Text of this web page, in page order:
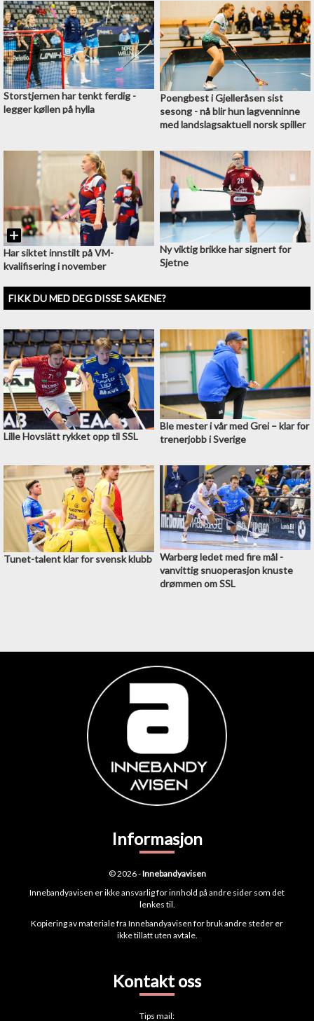
Storstjernen har tenkt ferdig -
legger køllen på hylla
Poengbest i Gjelleråsen sist
sesong - nå blir hun lagvenninne
med landslagsaktuell norsk spiller
Har siktet innstilt på VM-
kvalifisering i november
Ny viktig brikke har signert for
Sjetne
FIKK DU MED DEG DISSE SAKENE?
Lille Hovslätt rykket opp til SSL
Ble mester i vår med Grei –⁠ klar for
trenerjobb i Sverige
Tunet-talent klar for svensk klubb
Warberg ledet med fire mål -
vanvittig snuoperasjon knuste
drømmen om SSL
Informasjon
© 2026 -Innebandyavisen
Innebandyavisen er ikke ansvarlig for innhold på andre sider som det
lenkes til.
Kopiering av materiale fra Innebandyavisen for bruk andre steder er
ikke tillatt uten avtale.
Kontakt oss
Tips mail: